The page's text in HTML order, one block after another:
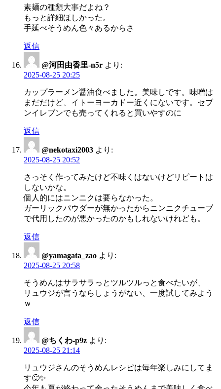
素麺の種類大事だよね？
もっと詳細ほしかった。
手延べそうめん色々あるからさ
返信
@河田由香里-n5r より:
2025-08-25 20:25
カップラーメン醤油食べました。美味しです。味噌は
まだだけど、イトーヨーカドー近くにないです。セブ
ンイレブンでも売ってくれると買いやすのに
返信
@nekotaxi2003 より:
2025-08-25 20:52
さっそく作ってみたけど不味くはないけどリピートは
しないかな。
個人的にはニンニクは要らなかった。
ガーリックパウダーが無かったからニンニクチューブ
で代用したのが悪かったのかもしれないけれども。
返信
@yamagata_zao より:
2025-08-25 20:58
そうめんはサラサラっとツルツルっと食べたいが、
リュウジが言うならしょうがない、一度試してみよう
ｗ
返信
@ちくわ-p9z より:
2025-08-25 21:14
リュウジさんのそうめんレシピは毎年楽しみにしてま
す🙂✨